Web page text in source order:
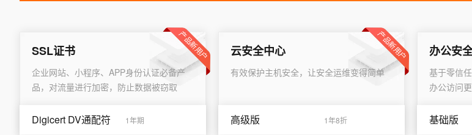
SSL证书 产品新用户
企业网站、小程序、APP身份认证必备产
品，对流量进行加密，防止数据被窃取
Digicert DV通配符 1年期
云安全中心 产品新用户
有效保护主机安全，让安全运维变得简单
高级版 1年8折
办公安
基于零信
办公访问
基础版